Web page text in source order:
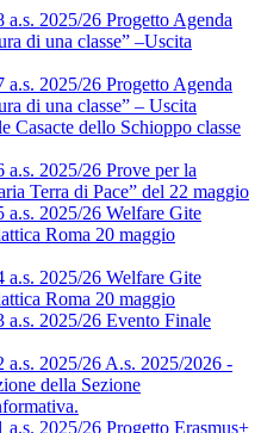
a.s. 2025/26 Progetto Agenda
di una classe” –Uscita
a.s. 2025/26 Progetto Agenda
di una classe” – Uscita
Casacte dello Schioppo classe
a.s. 2025/26 Prove per la
Terra di Pace” del 22 maggio
a.s. 2025/26 Welfare Gite
Roma 20 maggio
a.s. 2025/26 Welfare Gite
Roma 20 maggio
a.s. 2025/26 Evento Finale
a.s. 2025/26 A.s. 2025/2026 -
della Sezione
a.s. 2025/26 Progetto Erasmus+